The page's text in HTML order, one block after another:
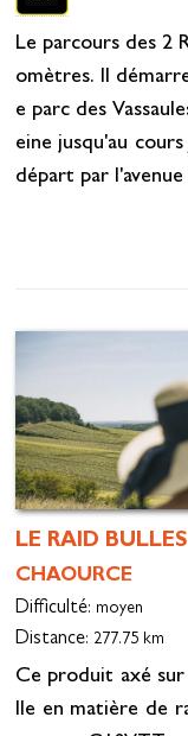
Le parcours des 2
omètres. Il
e parc des
eine jusqu'au
départ par l'avenue
LE RAID
CHAOURCE
Difficulté: moyen
Distance: 277.75 km
Ce produit axé
lle en matière de